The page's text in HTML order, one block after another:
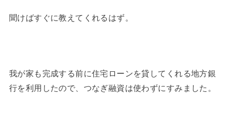
聞けばすぐに教えてくれるはず。
我が家も完成する前に住宅ローンを貸してくれる地方銀
行を利用したので、つなぎ融資は使わずにすみました。